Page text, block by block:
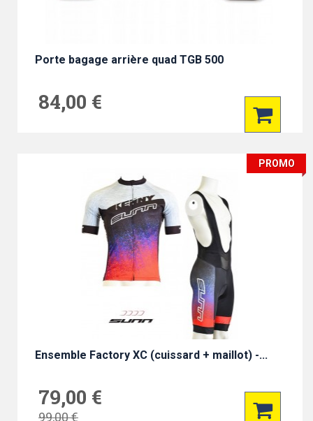
Porte bagage arrière quad TGB 500
84,00 €
PROMO
Ensemble Factory XC (cuissard + maillot) -...
79,00 €
99,00 €